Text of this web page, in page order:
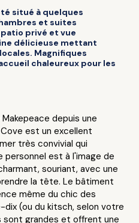
situé à quelques
et suites
privé et vue
délicieuse mettant
Magnifiques
chaleureux pour les
depuis une
est un excellent
très convivial qui
personnel est à l'image de
souriant, avec une
la tête. Le bâtiment
même du chic des
(ou du kitsch, selon votre
sont grandes et offrent une